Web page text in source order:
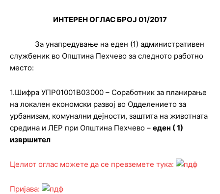
ИНТЕРЕН ОГЛАС БРОЈ 01/2017
За унапредување на еден (1) административен
службеник во Општина Пехчево за следното работно
место:
1.Шифра УПР01001В03000 – Соработник за планирање
на локален економски развој во Одделението за
урбанизам, комунални дејности, заштита на животната
средина и ЛЕР при Општина Пехчево – еден ( 1)
извршител
Целиот оглас можете да се превземете тука:
Пријава: